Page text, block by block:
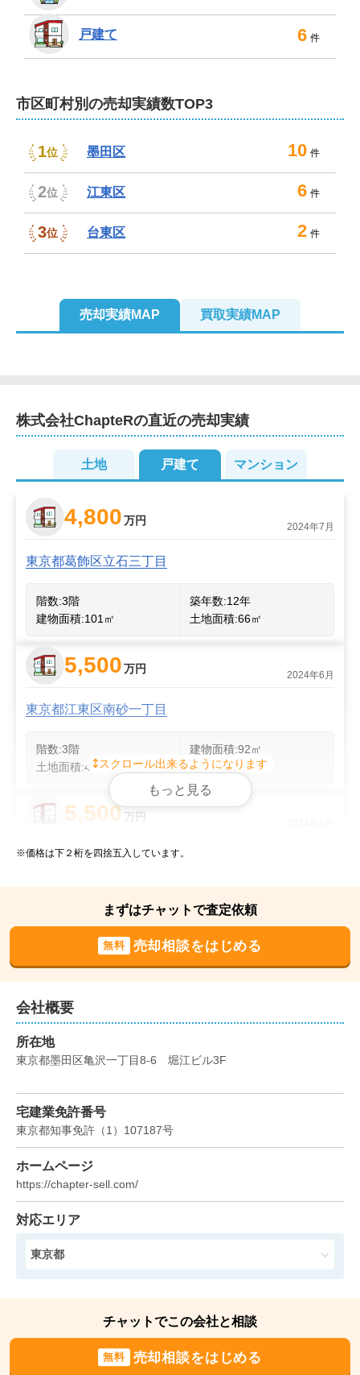
戸建て 6 件
市区町村別の売却実績数TOP3
1位 墨田区 10 件
2位 江東区 6 件
3位 台東区 2 件
売却実績MAP 買取実績MAP
2
株式会社ChapteRの直近の売却実績
土地 戸建て マンション
4,800万円 2024年7月
東京都葛飾区立石三丁目
階数:3階 築年数:12年
建物面積:101 ㎡ 土地面積:66㎡
5,500万円 2024年6月
東京都江東区南砂一丁目
階数:3階 建物面積:92㎡
土地面積:41㎡
5,500万円
東京都江東区南砂一丁目
㎡
4,400万円 2024年3月
東京都墨田区墨田三丁目
階数:
土地面積:49㎡
7,000
階
建物面積:
東京都北区西ケ原三丁目
階数:3階 築年数:9年
㎡ 土地面積:52㎡
スクロール出来るようになります
もっと見る
※価格は下２桁を四捨五入しています。
まずはチャットで査定依頼
無料 売却相談をはじめる
会社概要
所在地
東京都墨田区亀沢一丁目8-6　堀江ビル3F
宅建業免許番号
東京都知事免許 （1 ） 107187号
ホームページ
https://chapter-sell.com/
対応エリア
東京都
チャットでこの会社と相談
無料 売却相談をはじめる